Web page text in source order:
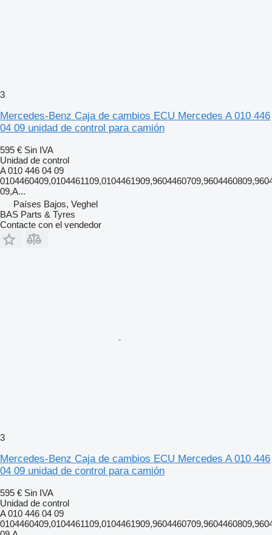
3
Mercedes-Benz Caja de cambios ECU Mercedes A 010 446
04 09 unidad de control para camión
595 € Sin IVA
Unidad de control
A 010 446 04 09
09,A...
Países Bajos, Veghel
BAS Parts & Tyres
Contacte con el vendedor
3
Mercedes-Benz Caja de cambios ECU Mercedes A 010 446
04 09 unidad de control para camión
595 € Sin IVA
Unidad de control
A 010 446 04 09